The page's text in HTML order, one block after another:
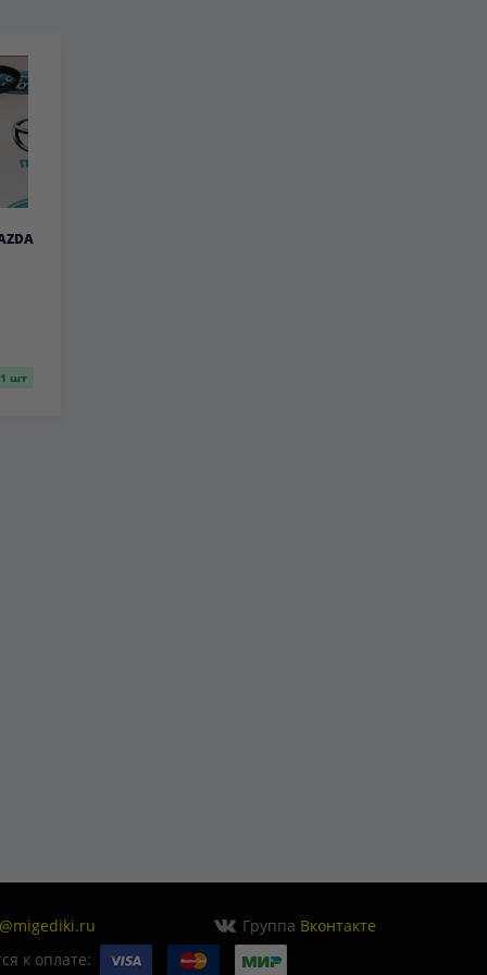
1 шт
к оплате:
Группа Вконтакте